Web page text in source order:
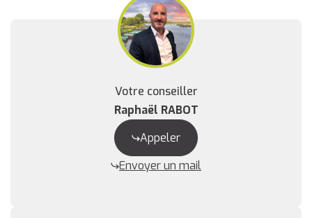
Votre conseiller
Raphaël RABOT
Appeler
Envoyer un mail